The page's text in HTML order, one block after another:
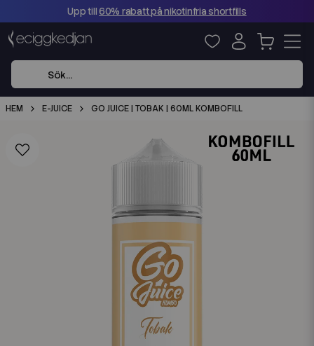
Upp till60% rabatt på nikotinfria shortfills
HEM E-JUICE GO JUICE | TOBAK | 60ML KOMBOFILL